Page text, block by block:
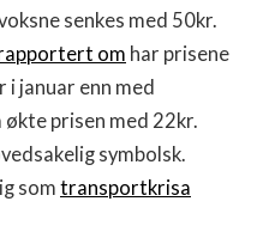
senkes med 50kr.
om har prisene
januar enn med
økte prisen med 22kr.
symbolsk.
som transportkrisa